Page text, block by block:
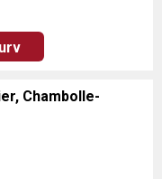
Chambolle-